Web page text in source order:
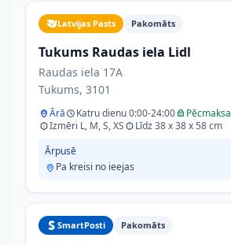
Latvijas Pasts Pakomāts
Tukums Raudas iela Lidl
Raudas iela 17A
Tukums, 3101
Ārā Katru dienu 0:00-24:00
Pēcmaksa
Izmēri L, M, S, XS
Līdz 38 x 38 x 58 cm
Ārpusē
Pa kreisi no ieejas
SmartPosti Pakomāts